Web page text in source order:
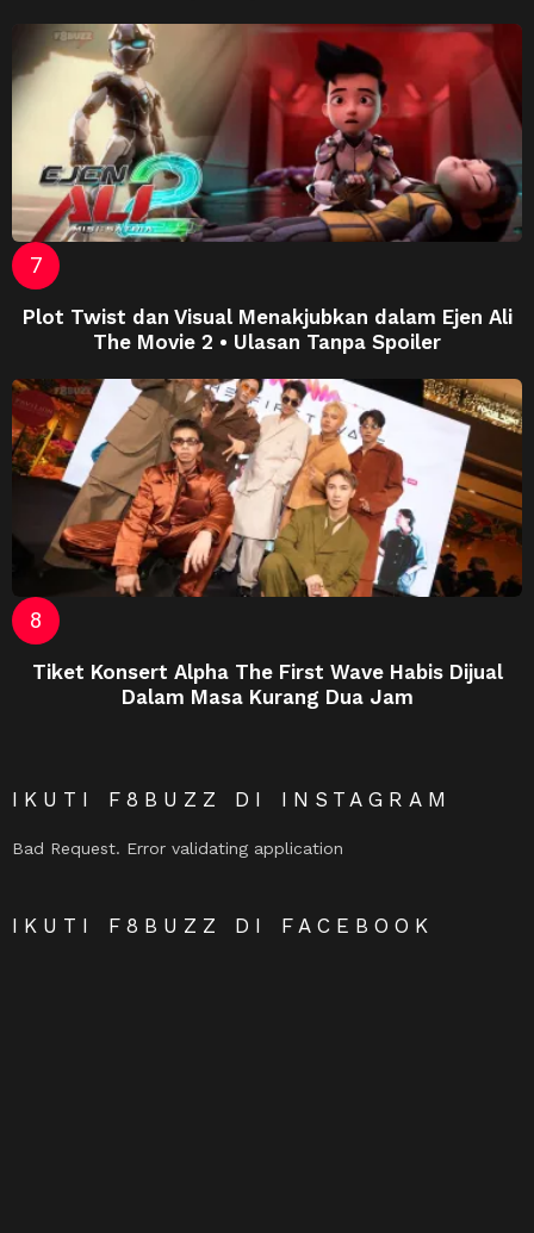
Plot Twist dan Visual Menakjubkan dalam Ejen Ali
The Movie 2 • Ulasan Tanpa Spoiler
Tiket Konsert Alpha The First Wave Habis Dijual
Dalam Masa Kurang Dua Jam
IKUTI F8BUZZ DI INSTAGRAM
Bad Request. Error validating application
IKUTI F8BUZZ DI FACEBOOK